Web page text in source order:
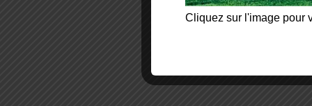
Cliquez sur l'image pour